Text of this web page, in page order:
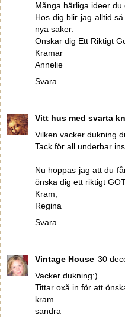
Många härliga ideer du
Hos dig blir jag alltid
nya saker.
Onskar dig Ett Riktigt
Kramar
Annelie
Svara
Vitt hus med svarta
Vilken vacker dukning
Tack för all underbar
Nu hoppas jag att du
önska dig ett riktigt
Kram,
Regina
Svara
Vintage House 30
Vacker dukning:)
Tittar oxå in för att
kram
sandra